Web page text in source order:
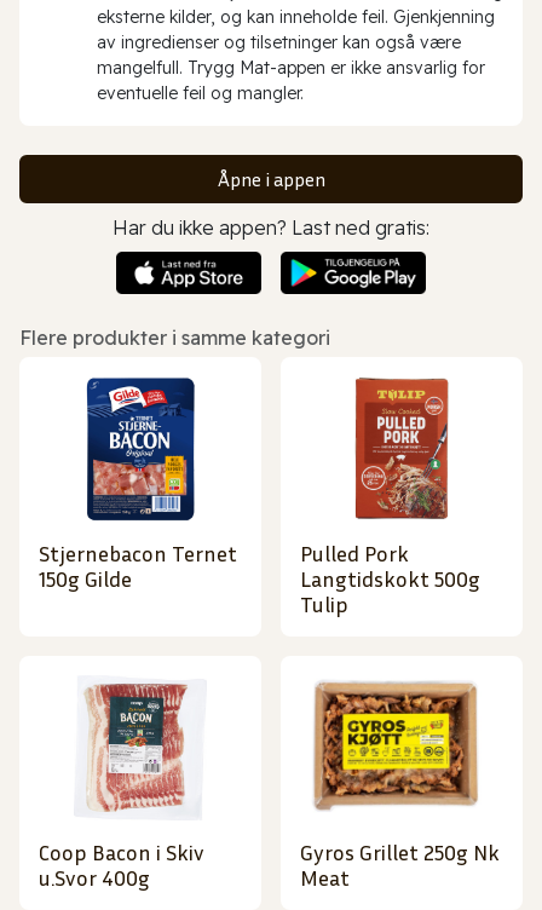
eksterne kilder, og kan inneholde feil. Gjenkjenning
av ingredienser og tilsetninger kan også være
mangelfull. Trygg Mat-appen er ikke ansvarlig for
eventuelle feil og mangler.
Åpne i appen
Har du ikke appen? Last ned gratis:
Flere produkter i samme kategori
Stjernebacon Ternet
150g Gilde
Pulled Pork
Langtidskokt 500g
Tulip
Coop Bacon i Skiv
u.Svor 400g
Gyros Grillet 250g Nk
Meat